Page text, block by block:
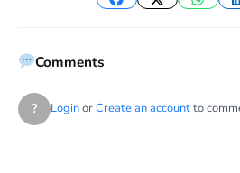
Facebook
Twitter
Comments
? LoginorCreate an accountto